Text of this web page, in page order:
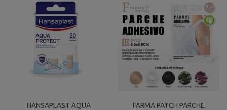
HANSAPLAST AQUA
FARMA PATCH PARCHE